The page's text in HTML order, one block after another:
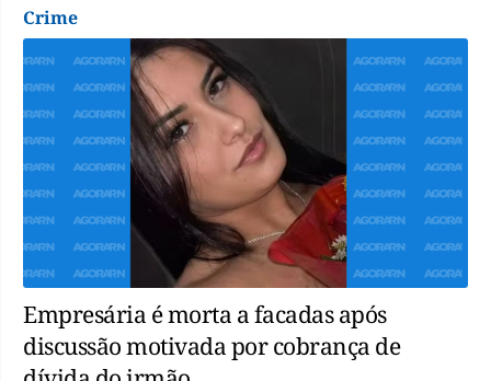
Crime
Empresária é morta a facadas após
discussão motivada por cobrança de